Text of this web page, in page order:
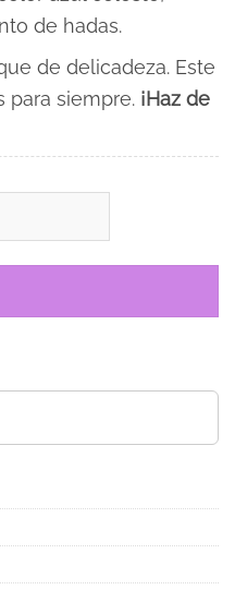
de hadas.
de delicadeza. Este
para siempre. ¡Haz de